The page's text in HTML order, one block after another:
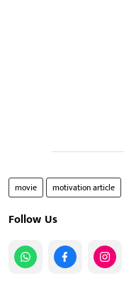
movie motivation article
Follow Us